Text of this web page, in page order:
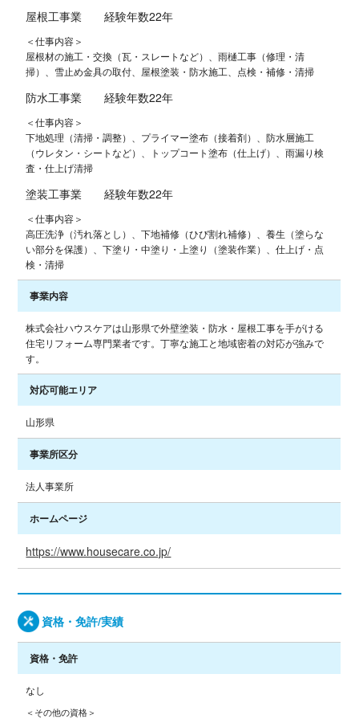
屋根工事業 経験年数22年
＜仕事内容＞
屋根材の施工・交換（瓦・スレートなど）、雨樋工事（修理・清
掃）、雪止め金具の取付、屋根塗装・防水施工、点検・補修・清掃
防水工事業 経験年数22年
＜仕事内容＞
下地処理（清掃・調整）、プライマー塗布（接着剤）、防水層施工
（ウレタン・シートなど）、トップコート塗布（仕上げ）、雨漏り検
査・仕上げ清掃
塗装工事業 経験年数22年
＜仕事内容＞
高圧洗浄（汚れ落とし）、下地補修（ひび割れ補修）、養生（塗らな
い部分を保護）、下塗り・中塗り・上塗り（塗装作業）、仕上げ・点
検・清掃
事業内容
株式会社ハウスケアは山形県で外壁塗装・防水・屋根工事を手がける
住宅リフォーム専門業者です。丁寧な施工と地域密着の対応が強みで
す。
対応可能エリア
山形県
事業所区分
法人事業所
ホームページ
https://www.housecare.co.jp/
資格・免許/実績
資格・免許
なし
＜その他の資格＞